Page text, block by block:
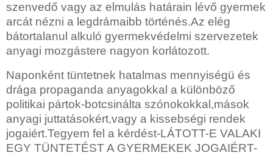
szenvedő vagy az elmulás határain lévő gyermek
arcát nézni a legdrámaibb történés.Az elég
bátortalanul alkuló gyermekvédelmi szervezetek
anyagi mozgástere nagyon korlátozott.
Naponként tüntetnek hatalmas mennyiségü és
drága propaganda anyagokkal a különböző
politikai pártok-botcsinálta szónokokkal,mások
anyagi juttatásokért,vagy a kissebségi rendek
jogaiért.Tegyem fel a kérdést-LÁTOTT-E VALAKI
EGY TÜNTETÉST A GYERMEKEK JOGAIÉRT-